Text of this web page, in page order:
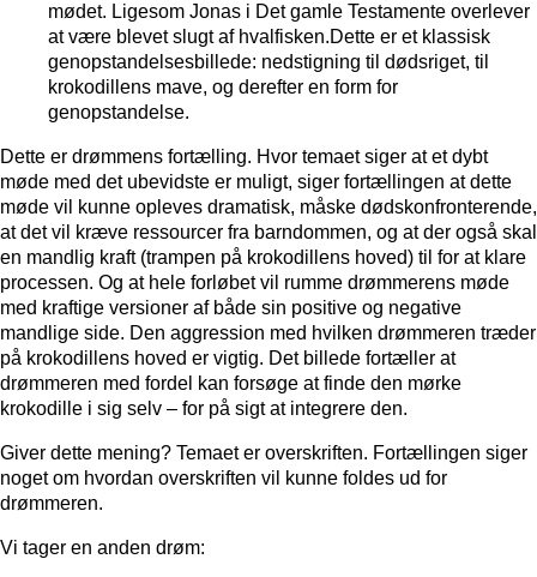
mødet. Ligesom Jonas i Det gamle Testamente overlever
at være blevet slugt af hvalfisken.Dette er et klassisk
genopstandelsesbillede: nedstigning til dødsriget, til
krokodillens mave, og derefter en form for
genopstandelse.
Dette er drømmens fortælling. Hvor temaet siger at et dybt
møde med det ubevidste er muligt, siger fortællingen at dette
møde vil kunne opleves dramatisk, måske dødskonfronterende,
at det vil kræve ressourcer fra barndommen, og at der også skal
en mandlig kraft (trampen på krokodillens hoved) til for at klare
processen. Og at hele forløbet vil rumme drømmerens møde
med kraftige versioner af både sin positive og negative
mandlige side. Den aggression med hvilken drømmeren træder
på krokodillens hoved er vigtig. Det billede fortæller at
drømmeren med fordel kan forsøge at finde den mørke
krokodille i sig selv – for på sigt at integrere den.
Giver dette mening? Temaet er overskriften. Fortællingen siger
noget om hvordan overskriften vil kunne foldes ud for
drømmeren.
Vi tager en anden drøm: